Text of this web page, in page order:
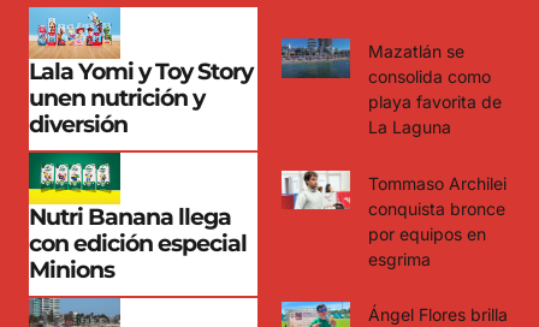
Lala Yomi y Toy Story
unen nutrición y
diversión
Nutri Banana llega
con edición especial
Minions
Mazatlán se
consolida como
playa favorita de
La Laguna
Tommaso Archilei
conquista bronce
por equipos en
esgrima
Ángel Flores brilla